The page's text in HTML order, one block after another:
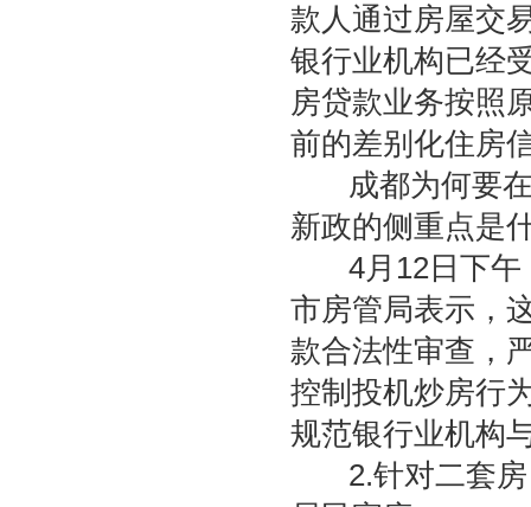
款人通过房屋交
银行业机构已经
房贷款业务按照
前的差别化住房
成都为何要在
新政的侧重点是
4月12日下午
市房管局表示，
款合法性审查，
控制投机炒房行
规范银行业机构
2.针对二套房